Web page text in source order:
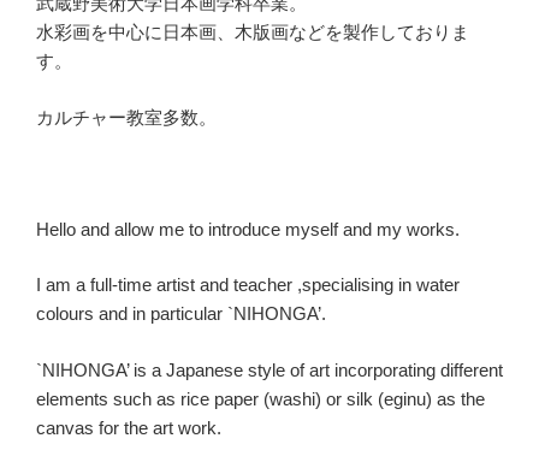
水彩画を中心に日本画、木版画などを製作しておりま
す。
カルチャー教室多数。
Hello and allow me to introduce myself and my works.
I am a full-time artist and teacher ,specialising in water
colours and in particular `NIHONGA’.
`NIHONGA’ is a Japanese style of art incorporating different
elements such as rice paper (washi) or silk (eginu) as the
canvas for the art work.